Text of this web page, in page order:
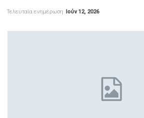
Τελευταία ενημέρωση Ιούν 12, 2026